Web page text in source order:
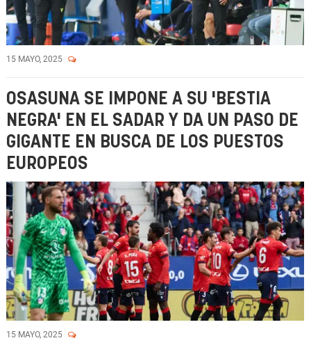
15 MAYO, 2025
OSASUNA SE IMPONE A SU 'BESTIA
NEGRA' EN EL SADAR Y DA UN PASO DE
GIGANTE EN BUSCA DE LOS PUESTOS
EUROPEOS
15 MAYO, 2025